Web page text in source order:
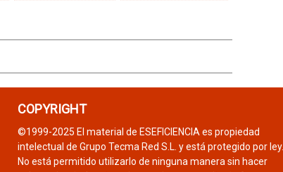
COPYRIGHT
©1999-2025 El material de ESEFICIENCIA es propiedad
intelectual de Grupo Tecma Red S.L. y está protegido por ley.
No está permitido utilizarlo de ninguna manera sin hacer